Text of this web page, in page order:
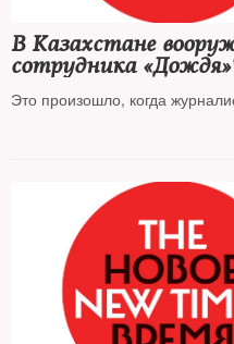
В Казахстане
сотрудника
Это произошло, когда